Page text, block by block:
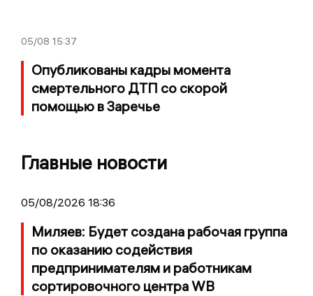
05/08 15:37
Опубликованы кадры момента
смертельного ДТП со скорой
помощью в Заречье
Главные новости
05/08/2026 18:36
Миляев: Будет создана рабочая группа
по оказанию содействия
предпринимателям и работникам
сортировочного центра WB